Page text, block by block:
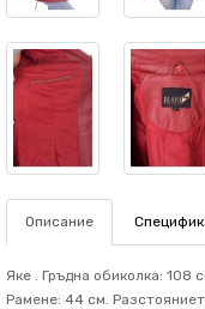
Описание
Яке . Гръдна обиколка:
Рамене: 44 см.